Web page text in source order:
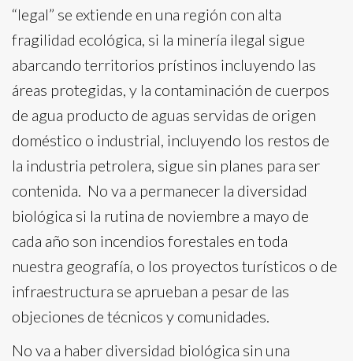
“legal” se extiende en una región con alta
fragilidad ecológica, si la minería ilegal sigue
abarcando territorios prístinos incluyendo las
áreas protegidas, y la contaminación de cuerpos
de agua producto de aguas servidas de origen
doméstico o industrial, incluyendo los restos de
la industria petrolera, sigue sin planes para ser
contenida. No va a permanecer la diversidad
biológica si la rutina de noviembre a mayo de
cada año son incendios forestales en toda
nuestra geografía, o los proyectos turísticos o de
infraestructura se aprueban a pesar de las
objeciones de técnicos y comunidades.
No va a haber diversidad biológica sin una